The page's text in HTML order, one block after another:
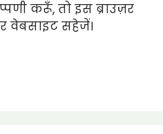
करूँ, तो इस ब्राउज़र
वेबसाइट सहेजें।